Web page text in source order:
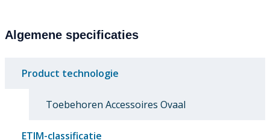
Algemene specificaties
Product technologie
Toebehoren Accessoires Ovaal
ETIM-classificatie